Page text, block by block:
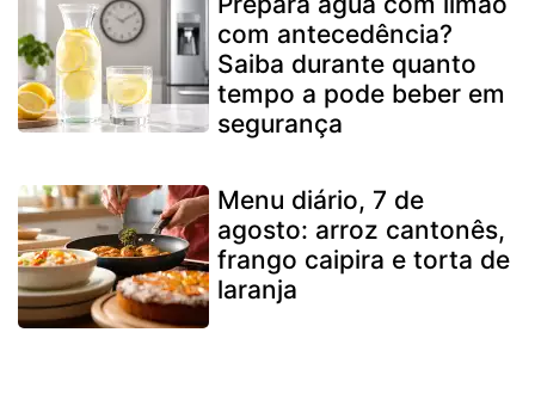
com antecedência?
Saiba durante quanto
tempo a pode beber em
segurança
Menu diário, 7 de
agosto: arroz cantonês,
frango caipira e torta de
laranja